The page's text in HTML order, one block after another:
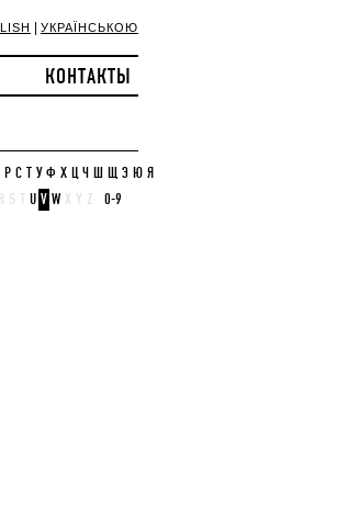
УКРАЇНСЬКОЮ
КОНТАКТЫ
Р С Т У Ф Х Ц Ч Ш Щ Э Ю Я
R S T U V W X Y Z 0-9